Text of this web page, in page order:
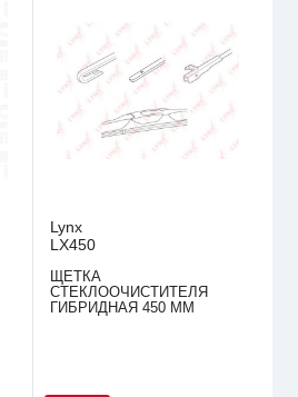
Lynx
LX450
ЩЕТКА
СТЕКЛООЧИСТИТЕЛЯ
ГИБРИДНАЯ 450 ММ